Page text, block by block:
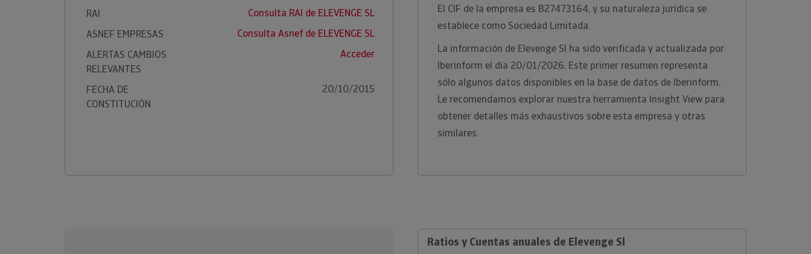
RAI
Consulta RAI de ELEVENGE SL
ASNEF EMPRESAS
Consulta Asnef de ELEVENGE SL
ALERTAS CAMBIOS
RELEVANTES
Acceder
FECHA DE
CONSTITUCIÓN
20/10/2015
El CIF de la empresa es B27473164, y su naturaleza jurídica se
establece como Sociedad Limitada.
La información de Elevenge Sl ha sido verificada y actualizada por
Iberinform el día 20/01/2026. Este primer resumen representa
sólo algunos datos disponibles en la base de datos de Iberinform.
Le recomendamos explorar nuestra herramienta Insight View para
obtener detalles más exhaustivos sobre esta empresa y otras
similares.
Ratios y Cuentas anuales de Elevenge Sl